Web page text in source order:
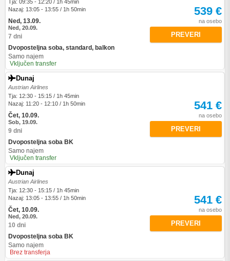
Tja: 09:35 - 12:20 / 1h 45min
Nazaj: 13:05 - 13:55 / 1h 50min
Ned, 13.09.
Ned, 20.09.
7 dni
Dvoposteljna soba, standard, balkon
Samo najem
Vključen transfer
539 €
na osebo
PREVERI
Dunaj
Austrian Airlines
Tja: 12:30 - 15:15 / 1h 45min
Nazaj: 11:20 - 12:10 / 1h 50min
Čet, 10.09.
Sob, 19.09.
9 dni
Dvoposteljna soba BK
Samo najem
Vključen transfer
541 €
na osebo
PREVERI
Dunaj
Austrian Airlines
Tja: 12:30 - 15:15 / 1h 45min
Nazaj: 13:05 - 13:55 / 1h 50min
Čet, 10.09.
Ned, 20.09.
10 dni
Dvoposteljna soba BK
Samo najem
Brez transferja
541 €
na osebo
PREVERI